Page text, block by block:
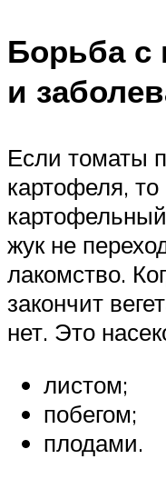
Борьба с
и
Если томаты
картофеля, то
жук не
лакомство.
закончит
нет. Это
листом;
побегом;
плодами.